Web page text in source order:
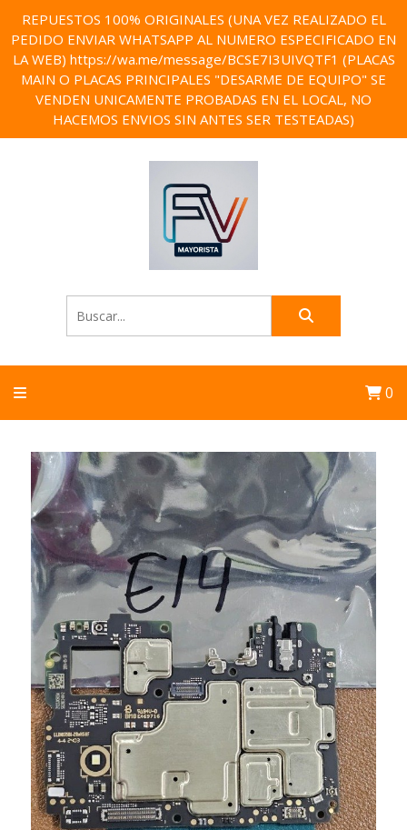
REPUESTOS 100% ORIGINALES (UNA VEZ REALIZADO EL
PEDIDO ENVIAR WHATSAPP AL NUMERO ESPECIFICADO EN
LA WEB) https://wa.me/message/BCSE7I3UIVQTF1 (PLACAS
MAIN O PLACAS PRINCIPALES "DESARME DE EQUIPO" SE
VENDEN UNICAMENTE PROBADAS EN EL LOCAL, NO
HACEMOS ENVIOS SIN ANTES SER TESTEADAS)
0